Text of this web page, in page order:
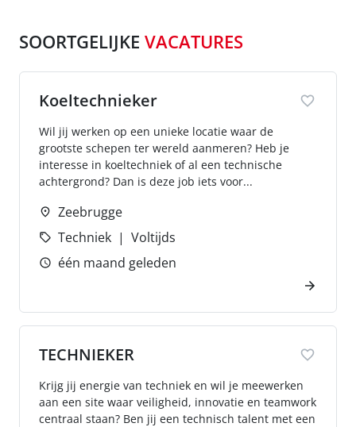
SOORTGELIJKE VACATURES
Koeltechnieker
Wil jij werken op een unieke locatie waar de
grootste schepen ter wereld aanmeren? Heb je
interesse in koeltechniek of al een technische
achtergrond? Dan is deze job iets voor...
Zeebrugge
Techniek
Voltijds
één maand geleden
TECHNIEKER
Krijg jij energie van techniek en wil je meewerken
aan een site waar veiligheid, innovatie en teamwork
centraal staan? Ben jij een technisch talent met een